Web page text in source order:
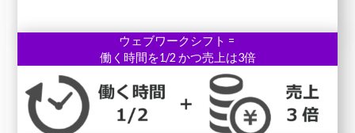
ウェブワークシフト =
働く時間を1/2 かつ売上は3倍